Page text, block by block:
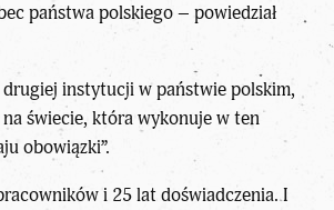
państwa polskiego – powiedział
drugiej instytucji w państwie polskim,
świecie, która wykonuje w ten
obowiązki”.
i 25 lat doświadczenia. I